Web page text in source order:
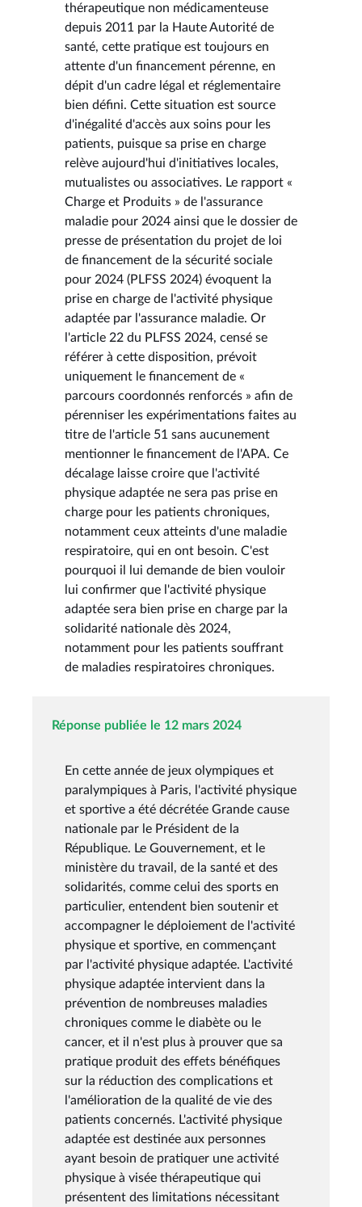
thérapeutique non médicamenteuse
depuis 2011 par la Haute Autorité de
santé, cette pratique est toujours en
attente d'un financement pérenne, en
dépit d'un cadre légal et réglementaire
bien défini. Cette situation est source
d'inégalité d'accès aux soins pour les
patients, puisque sa prise en charge
relève aujourd'hui d'initiatives locales,
mutualistes ou associatives. Le rapport «
Charge et Produits » de l'assurance
maladie pour 2024 ainsi que le dossier de
presse de présentation du projet de loi
de financement de la sécurité sociale
pour 2024 (PLFSS 2024) évoquent la
prise en charge de l'activité physique
adaptée par l'assurance maladie. Or
l'article 22 du PLFSS 2024, censé se
référer à cette disposition, prévoit
uniquement le financement de «
parcours coordonnés renforcés » afin de
pérenniser les expérimentations faites au
titre de l'article 51 sans aucunement
mentionner le financement de l'APA. Ce
décalage laisse croire que l'activité
physique adaptée ne sera pas prise en
charge pour les patients chroniques,
notamment ceux atteints d'une maladie
respiratoire, qui en ont besoin. C'est
pourquoi il lui demande de bien vouloir
lui confirmer que l'activité physique
adaptée sera bien prise en charge par la
solidarité nationale dès 2024,
notamment pour les patients souffrant
de maladies respiratoires chroniques.
Réponse publiée le 12 mars 2024
En cette année de jeux olympiques et
paralympiques à Paris, l'activité physique
et sportive a été décrétée Grande cause
nationale par le Président de la
République. Le Gouvernement, et le
ministère du travail, de la santé et des
solidarités, comme celui des sports en
particulier, entendent bien soutenir et
accompagner le déploiement de l'activité
physique et sportive, en commençant
par l'activité physique adaptée. L'activité
physique adaptée intervient dans la
prévention de nombreuses maladies
chroniques comme le diabète ou le
cancer, et il n'est plus à prouver que sa
pratique produit des effets bénéfiques
sur la réduction des complications et
l'amélioration de la qualité de vie des
patients concernés. L'activité physique
adaptée est destinée aux personnes
ayant besoin de pratiquer une activité
physique à visée thérapeutique qui
présentent des limitations nécessitant